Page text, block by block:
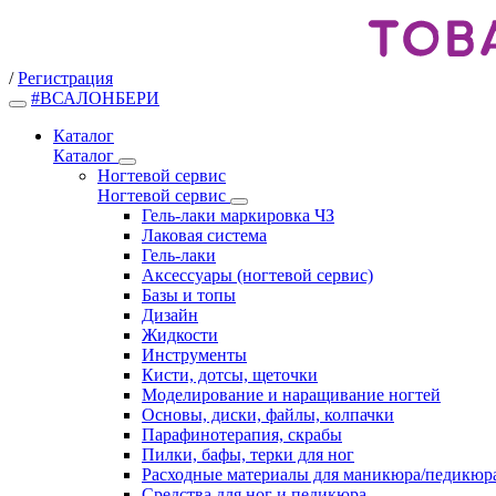
/ Регистрация
#ВСАЛОНБЕРИ
Каталог
Каталог
Ногтевой сервис
Ногтевой сервис
Гель-лаки маркировка ЧЗ
Лаковая система
Гель-лаки
Аксессуары (ногтевой сервис)
Базы и топы
Дизайн
Жидкости
Инструменты
Кисти, дотсы, щеточки
Моделирование и наращивание ногтей
Основы, диски, файлы, колпачки
Парафинотерапия, скрабы
Пилки, бафы, терки для ног
Расходные материалы для маникюра/